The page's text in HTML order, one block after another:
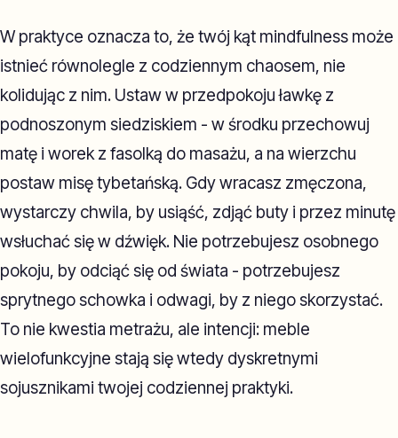
W praktyce oznacza to, że twój kąt mindfulness może
istnieć równolegle z codziennym chaosem, nie
kolidując z nim. Ustaw w przedpokoju ławkę z
podnoszonym siedziskiem - w środku przechowuj
matę i worek z fasolką do masażu, a na wierzchu
postaw misę tybetańską. Gdy wracasz zmęczona,
wystarczy chwila, by usiąść, zdjąć buty i przez minutę
wsłuchać się w dźwięk. Nie potrzebujesz osobnego
pokoju, by odciąć się od świata - potrzebujesz
sprytnego schowka i odwagi, by z niego skorzystać.
To nie kwestia metrażu, ale intencji: meble
wielofunkcyjne stają się wtedy dyskretnymi
sojusznikami twojej codziennej praktyki.